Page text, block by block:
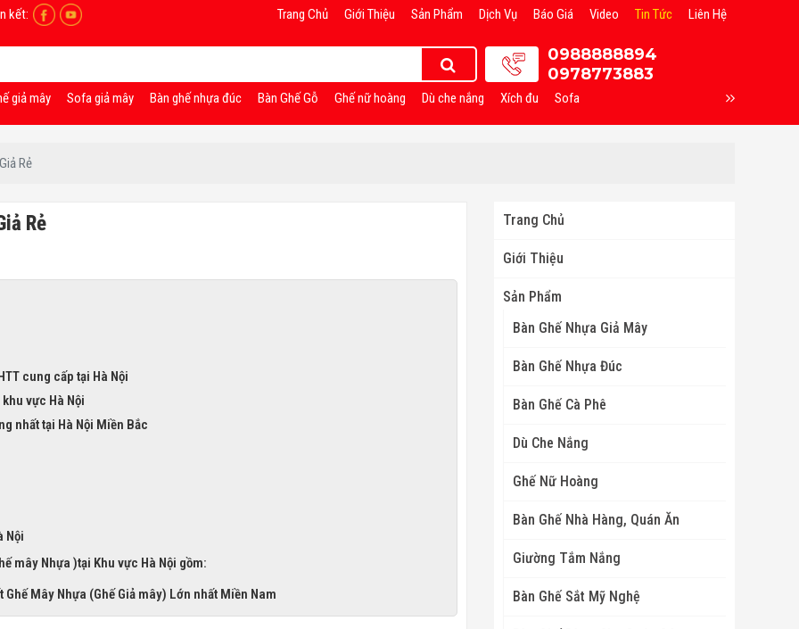
kết: Trang Chủ Giới Thiệu Sản Phẩm Dịch Vụ Báo Giá Video Tin Tức Liên Hệ
0988888894
0978773883
giả mây Sofa giả mây Bàn ghế nhựa đúc Bàn Ghế Gỗ Ghế nữ hoàng Dù che nắng Xích đu Sofa
Rẻ
Rẻ
cung cấp tại Hà Nội
vực Hà Nội
nhất tại Hà Nội Miền Bắc
Nội
mây Nhựa )tại Khu vực Hà Nội gồm:
Mây Nhựa (Ghế Giả mây) Lớn nhất Miền Nam
Trang Chủ
Giới Thiệu
Sản Phẩm
Bàn Ghế Nhựa Giả Mây
Bàn Ghế Nhựa Đúc
Bàn Ghế Cà Phê
Dù Che Nắng
Ghế Nữ Hoàng
Bàn Ghế Nhà Hàng, Quán Ăn
Giường Tắm Nắng
Bàn Ghế Sắt Mỹ Nghệ